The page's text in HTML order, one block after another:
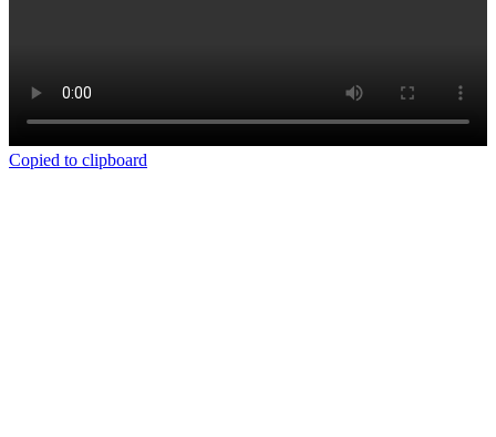
Copied to clipboard